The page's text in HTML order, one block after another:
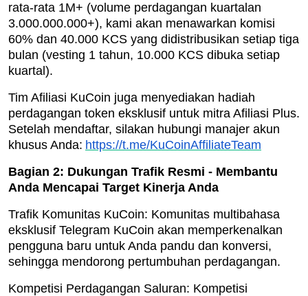
rata-rata 1M+ (volume perdagangan kuartalan
3.000.000.000+), kami akan menawarkan komisi
60% dan 40.000 KCS yang didistribusikan setiap tiga
bulan (vesting 1 tahun, 10.000 KCS dibuka setiap
kuartal).
Tim Afiliasi KuCoin juga menyediakan hadiah
perdagangan token eksklusif untuk mitra Afiliasi Plus.
Setelah mendaftar, silakan hubungi manajer akun
khusus Anda: https://t.me/KuCoinAffiliateTeam
Bagian 2: Dukungan Trafik Resmi - Membantu
Anda Mencapai Target Kinerja Anda
Trafik Komunitas KuCoin: Komunitas multibahasa
eksklusif Telegram KuCoin akan memperkenalkan
pengguna baru untuk Anda pandu dan konversi,
sehingga mendorong pertumbuhan perdagangan.
Kompetisi Perdagangan Saluran: Kompetisi